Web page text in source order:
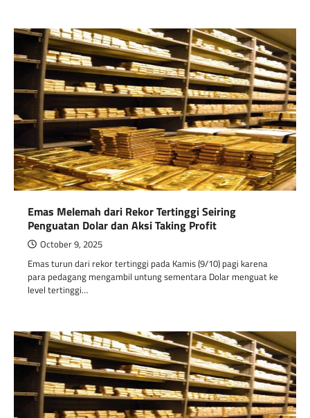
Emas Melemah dari Rekor Tertinggi Seiring
Penguatan Dolar dan Aksi Taking Profit
October 9, 2025
Emas turun dari rekor tertinggi pada Kamis (9/10) pagi karena
para pedagang mengambil untung sementara Dolar menguat ke
level tertinggi…